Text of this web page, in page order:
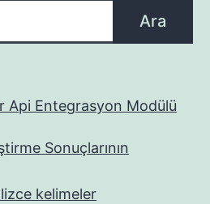
Ara
Entegrasyon Modülü
Sonuçlarının
kelimeler